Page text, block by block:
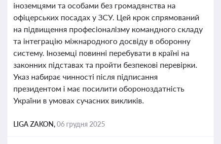
іноземцями та особами без громадянства на
офіцерських посадах у ЗСУ. Цей крок спрямований
на підвищення професіоналізму командного складу
та інтеграцію міжнародного досвіду в оборонну
систему. Іноземці повинні перебувати в країні на
законних підставах та пройти безпекові перевірки.
Указ набирає чинності після підписання
президентом і має посилити обороноздатність
України в умовах сучасних викликів.
LIGA ZAKON,06 грудня 2025